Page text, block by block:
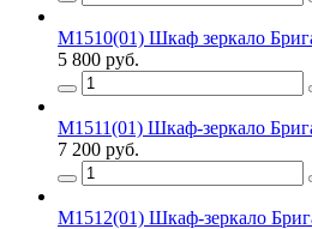
М1510(01) Шкаф зеркало
5 800 руб.
М1511(01) Шкаф-зеркало
7 200 руб.
М1512(01) Шкаф-зеркало